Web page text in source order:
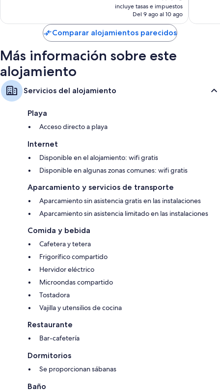
precio
actual
de
114 €
incluye tasas e impuestos
Del 9 ago al 10 ago
Comparar alojamientos parecidos
Más información sobre este
alojamiento
Servicios del alojamiento
Playa
Acceso directo a playa
Internet
Disponible en el alojamiento: wifi gratis
Disponible en algunas zonas comunes: wifi gratis
Aparcamiento y servicios de transporte
Aparcamiento sin asistencia gratis en las instalaciones
Aparcamiento sin asistencia limitado en las instalaciones
Comida y bebida
Cafetera y tetera
Frigorífico compartido
Hervidor eléctrico
Microondas compartido
Tostadora
Vajilla y utensilios de cocina
Restaurante
Bar-cafetería
Dormitorios
Se proporcionan sábanas
Baño